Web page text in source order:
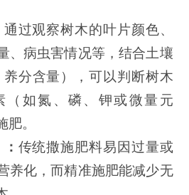
通过观察树木的叶片颜色、
、病虫害情况等，结合土壤
分含量），可以判断树木
（如氮、磷、钾或微量元
。
传统撒施肥料易因过量或
养化，而精准施肥能减少无